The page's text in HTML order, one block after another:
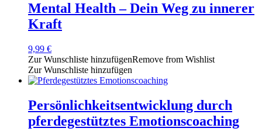
Mental Health – Dein Weg zu innerer
Kraft
9,99 €
Zur Wunschliste hinzufügenRemove from Wishlist
Zur Wunschliste hinzufügen
Persönlichkeitsentwicklung durch
pferdegestütztes Emotionscoaching